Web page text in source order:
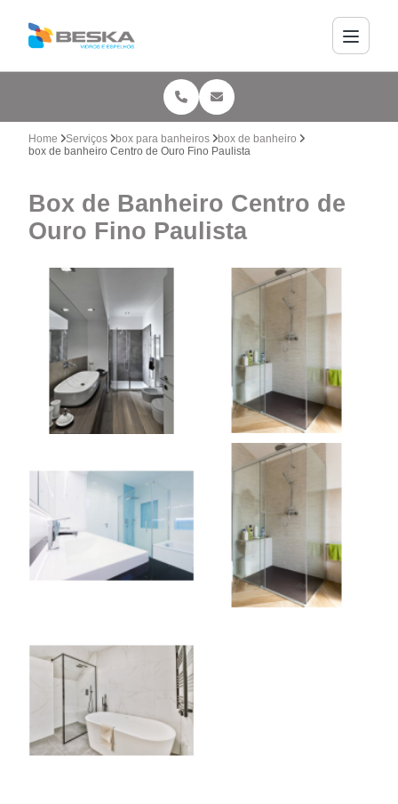
Home Serviços box para banheiros
box de banheiro
box de banheiro Centro de Ouro Fino Paulista
Box de Banheiro Centro de
Ouro Fino Paulista